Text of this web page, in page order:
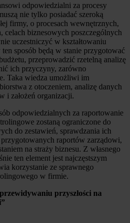
odpowiedzialni za procesy
nie tylko posiadać szeroką
firmy, o procesach wewnętrznych,
biznesowych poszczególnych
uczestniczyć w kształtowaniu
sposób będą w stanie przygotować
przeprowadzić rzetelną analizę
ich przyczyny, zarówno
Taka wiedza umożliwi im
z otoczeniem, analizę danych
i założeń organizacji.
odpowiedzialnych za raportowanie
zostaną ograniczone do
do zestawień, sprawdzania ich
raportów zarządowi,
na straży biznesu. Z własnego
ten element jest najczęstszym
korzystanie ze sprawnego
w firmie.
przyszłości na